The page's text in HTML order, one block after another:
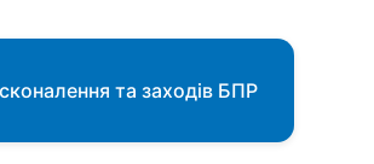
та заходів БПР